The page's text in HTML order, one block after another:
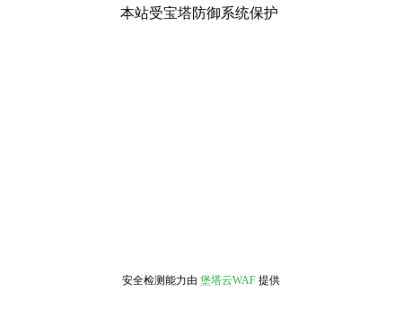
本站受宝塔防御系统保护
安全检测能力由 堡塔云WAF 提供